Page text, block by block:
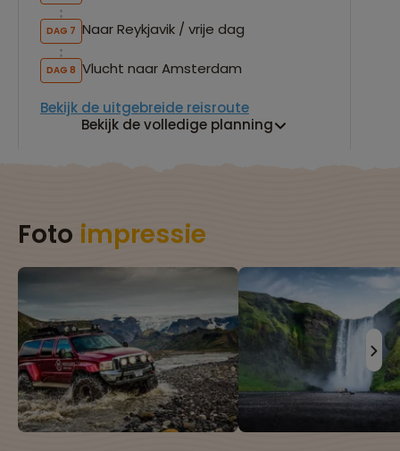
DAG 7 Naar Reykjavik / vrije dag
DAG 8 Vlucht naar Amsterdam
Bekijk de uitgebreide reisroute
Bekijk de volledige planning
Foto impressie